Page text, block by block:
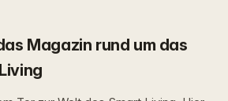
Magazin rund um das